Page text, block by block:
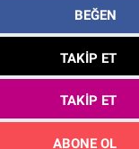
BEĞEN
TAKIP ET
TAKIP ET
ABONE OL